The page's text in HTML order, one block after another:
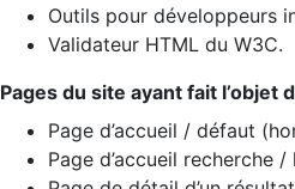
Outils pour développeurs
Validateur HTML du W3C.
Pages du site ayant fait
Page d’accueil / défaut
Page d’accueil recherche